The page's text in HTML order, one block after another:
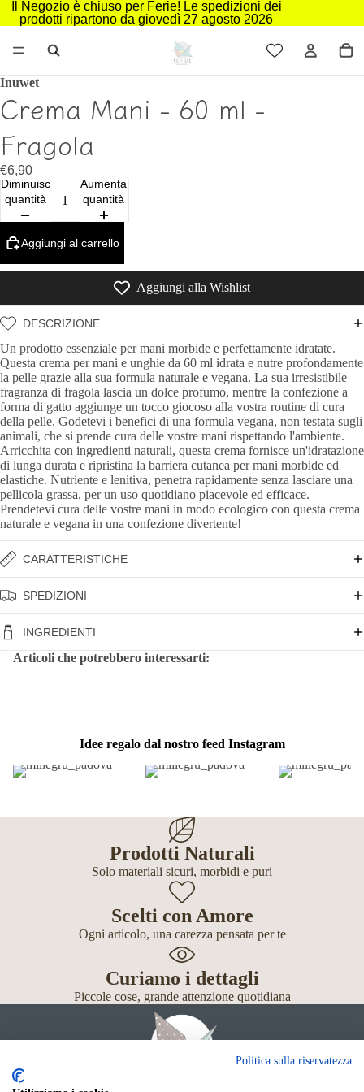
Il Negozio è chiuso per Ferie! Le spedizioni dei
prodotti ripartono da giovedì 27 agosto 2026
Inuwet
Crema Mani - 60 ml -
Fragola
€6,90
Diminuisci
quantità
Aumenta
quantità
Aggiungi al carrello
Aggiungi alla Wishlist
DESCRIZIONE
Un prodotto essenziale per mani morbide e perfettamente idratate.
Questa crema per mani e unghie da 60 ml idrata e nutre profondamente
la pelle grazie alla sua formula naturale e vegana. La sua irresistibile
fragranza di fragola lascia un dolce profumo, mentre la confezione a
forma di gatto aggiunge un tocco giocoso alla vostra routine di cura
della pelle. Godetevi i benefici di una formula vegana, non testata sugli
animali, che si prende cura delle vostre mani rispettando l'ambiente.
Arricchita con ingredienti naturali, questa crema fornisce un'idratazione
di lunga durata e ripristina la barriera cutanea per mani morbide ed
elastiche. Nutriente e lenitiva, penetra rapidamente senza lasciare una
pellicola grassa, per un uso quotidiano piacevole ed efficace.
Prendetevi cura delle vostre mani in modo ecologico con questa crema
naturale e vegana in una confezione divertente!
CARATTERISTICHE
SPEDIZIONI
INGREDIENTI
Articoli che potrebbero interessarti:
Idee regalo dal nostro feed Instagram
Prodotti Naturali
Solo materiali sicuri, morbidi e puri
Scelti con Amore
Ogni articolo, una carezza pensata per te
Curiamo i dettagli
Piccole cose, grande attenzione quotidiana
Politica sulla riservatezza